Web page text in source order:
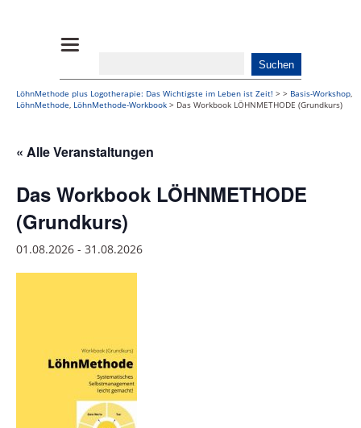
LöhnMethode plus Logotherapie: Das Wichtigste im Leben ist Zeit! > > Basis-Workshop,
LöhnMethode, LöhnMethode-Workbook > Das Workbook LÖHNMETHODE (Grundkurs)
« Alle Veranstaltungen
Das Workbook LÖHNMETHODE
(Grundkurs)
01.08.2026 - 31.08.2026